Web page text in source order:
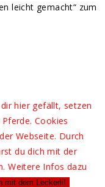
leicht gemacht“ zum
hier gefällt, setzen
Cookies
Webseite. Durch
du dich mit der
Weitere Infos dazu
mit dem Leckerli!